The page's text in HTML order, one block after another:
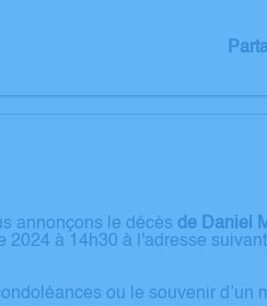
annonçons le décès de Daniel
2024 à 14h30 à l'adresse
ou le souvenir d’un